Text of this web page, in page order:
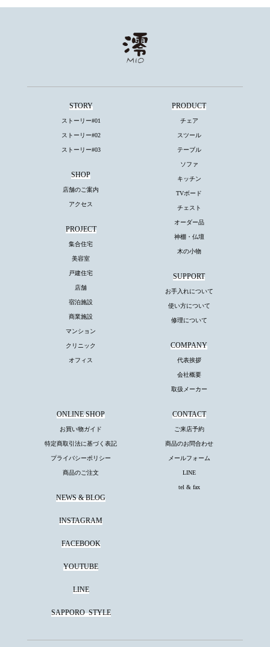
STORY
ストーリー#01
ストーリー#02
ストーリー#03
SHOP
店舗のご案内
アクセス
PRODUCT
チェア
スツール
テーブル
ソファ
キッチン
TVボード
チェスト
オーダー品
神棚・仏壇
木の小物
PROJECT
集合住宅
美容室
戸建住宅
店舗
宿泊施設
商業施設
マンション
クリニック
オフィス
SUPPORT
お手入れについて
使い方について
修理について
COMPANY
代表挨拶
会社概要
取扱メーカー
CONTACT
ご来店予約
商品のお問合わせ
メールフォーム
LINE
tel & fax
ONLINE SHOP
お買い物ガイド
特定商取引法に基づく表記
プライバシーポリシー
商品のご注文
NEWS & BLOG
INSTAGRAM
FACEBOOK
YOUTUBE
LINE
SAPPORO STYLE